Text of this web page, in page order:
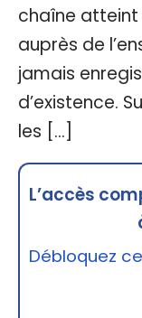
chaîne atteint
auprès de
jamais
d’existence.
les […]
L’accès
Débloquez